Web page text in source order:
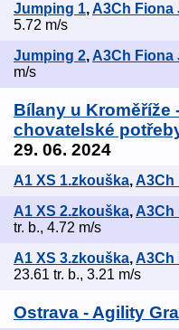
Jumping 1,A3Ch Fiona
5.72 m/s
Jumping 2, A3Ch Fiona
m/s
Bílany u Kroměříže
chovatelské
29. 06. 2024
A1 XS 1.zkouška,A3Ch
A1 XS 2.zkouška, A3Ch
tr. b., 4.72 m/s
A1 XS 3.zkouška,A3Ch
23.61 tr. b., 3.21 m/s
Ostrava - Agility